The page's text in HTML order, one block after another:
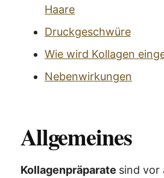
Haare
Druckgeschwüre
Wie wird Kollagen
Nebenwirkungen
Allgemeines
Kollagenpräparate sind vor